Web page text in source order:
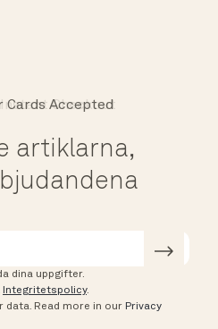
Instant Checkout
Cards Accepted
artiklarna,
dina uppgifter.
Integritetspolicy.
data. Read more in our Privacy